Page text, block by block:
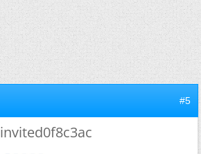
#5
invited0f8c3ac